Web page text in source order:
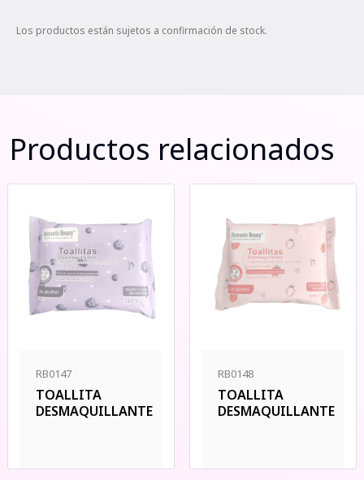
Los productos están sujetos a confirmación de stock.
Productos relacionados
RB0147
TOALLITA
DESMAQUILLANTE
RB0148
TOALLITA
DESMAQUILLANTE